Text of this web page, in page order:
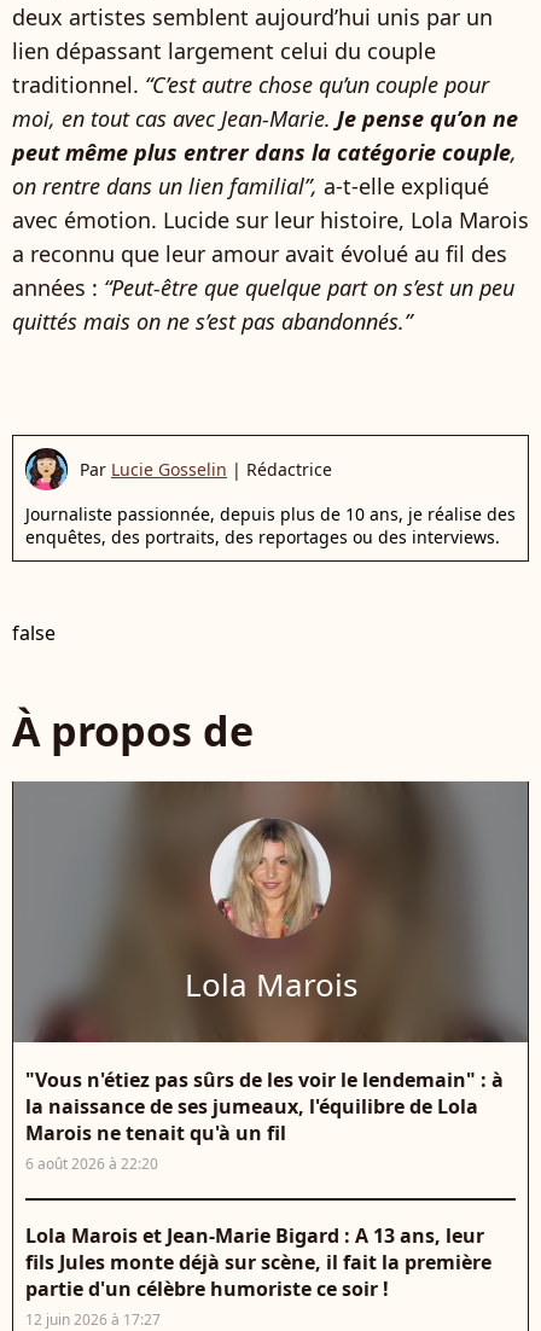
deux artistes semblent aujourd’hui unis par un
lien dépassant largement celui du couple
traditionnel. “C’est autre chose qu’un couple pour
moi, en tout cas avec Jean-Marie. Je pense qu’on ne
peut même plus entrer dans la catégorie couple,
on rentre dans un lien familial”, a-t-elle expliqué
avec émotion. Lucide sur leur histoire, Lola Marois
a reconnu que leur amour avait évolué au fil des
années : “Peut-être que quelque part on s’est un peu
quittés mais on ne s’est pas abandonnés.”
Par Lucie Gosselin | Rédactrice
Journaliste passionnée, depuis plus de 10 ans, je réalise des
enquêtes, des portraits, des reportages ou des interviews.
false
À propos de
Lola Marois
"Vous n'étiez pas sûrs de les voir le lendemain" : à
la naissance de ses jumeaux, l'équilibre de Lola
Marois ne tenait qu'à un fil
6 août 2026 à 22:20
Lola Marois et Jean-Marie Bigard : A 13 ans, leur
fils Jules monte déjà sur scène, il fait la première
partie d'un célèbre humoriste ce soir !
12 juin 2026 à 17:27